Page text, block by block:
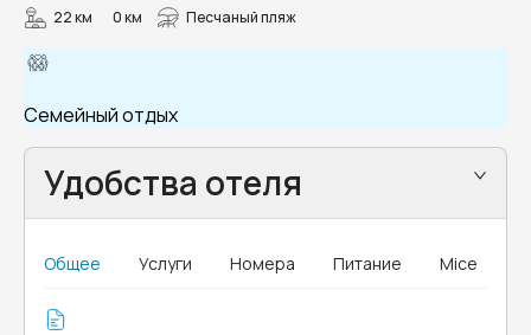
22 км 0 км Песчаный пляж
Семейный отдых
Удобства отеля
Общее Услуги Номера Питание Mice